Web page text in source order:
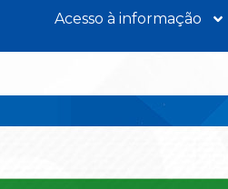
Acesso à informação